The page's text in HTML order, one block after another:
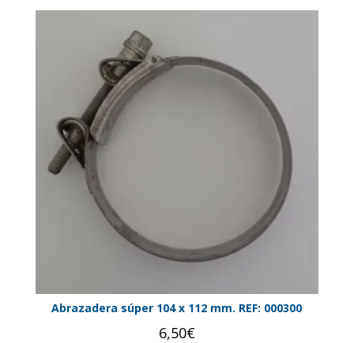
Abrazadera súper 104 x 112 mm. REF: 000300
6,50€